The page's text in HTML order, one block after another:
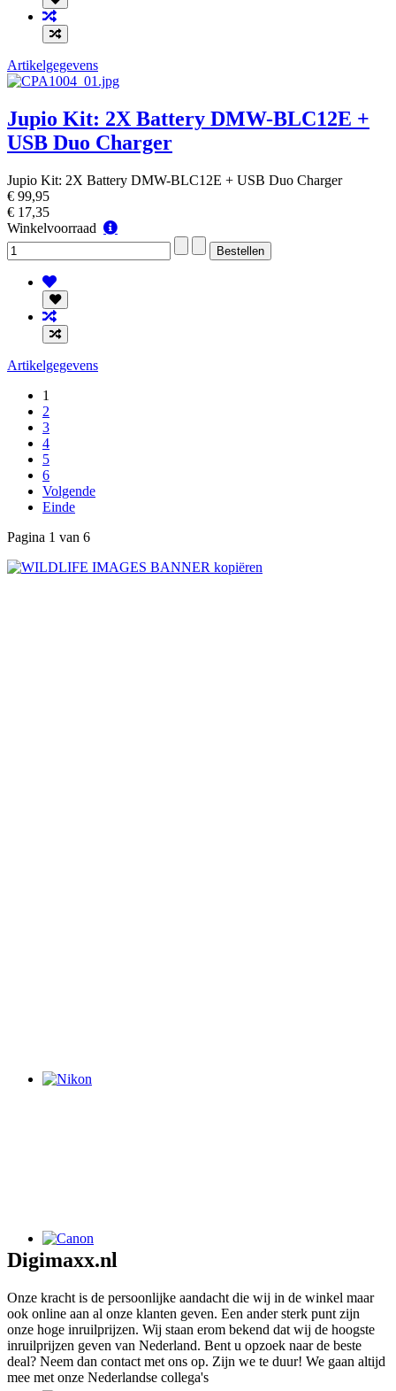
Artikelgegevens
Jupio Kit: 2X Battery DMW-BLC12E +
USB Duo Charger
Jupio Kit: 2X Battery DMW-BLC12E + USB Duo Charger
€ 99,95
€ 17,35
Winkelvoorraad
Winkelvoorraad
Artikelgegevens
1
2
3
4
5
6
Volgende
Einde
Pagina 1 van 6
Digimaxx.nl
Onze kracht is de persoonlijke aandacht die wij in de winkel maar
ook online aan al onze klanten geven. Een ander sterk punt zijn
onze hoge inruilprijzen. Wij staan erom bekend dat wij de hoogste
inruilprijzen geven van Nederland. Bent u opzoek naar de beste
deal? Neem dan contact met ons op. Zijn we te duur! We gaan altijd
mee met onze Nederlandse collega's